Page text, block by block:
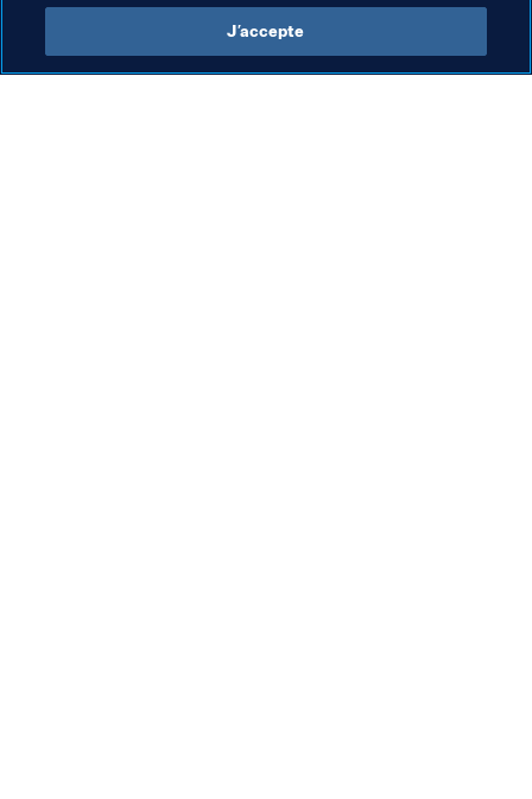
J’accepte